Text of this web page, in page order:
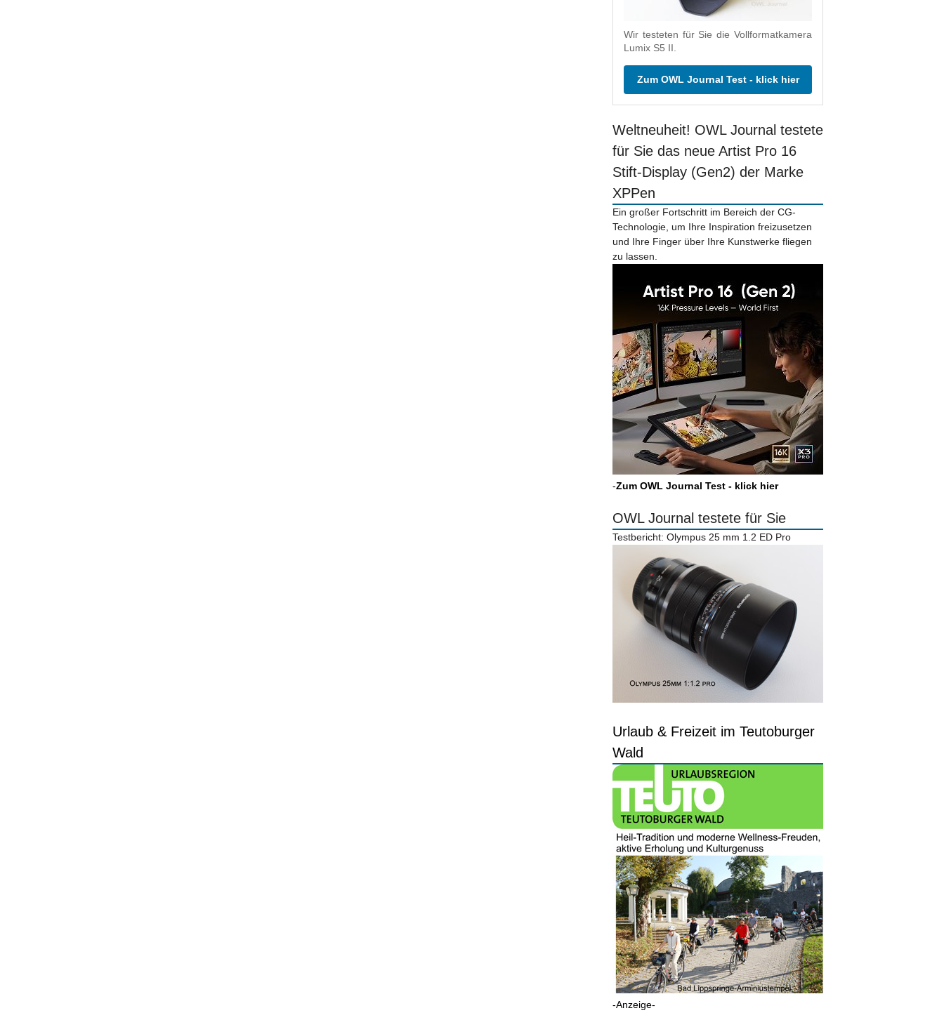
Wir testeten für Sie die Vollformatkamera
Lumix S5 II.
Zum OWL Journal Test - klick hier
Weltneuheit! OWL Journal testete
für Sie das neue Artist Pro 16
Stift-Display (Gen2) der Marke
XPPen
Ein großer Fortschritt im Bereich der CG-
Technologie, um Ihre Inspiration freizusetzen
und Ihre Finger über Ihre Kunstwerke fliegen
zu lassen.
-Zum OWL Journal Test - klick hier
OWL Journal testete für Sie
Testbericht: Olympus 25 mm 1.2 ED Pro
Urlaub & Freizeit im Teutoburger
Wald
-Anzeige-